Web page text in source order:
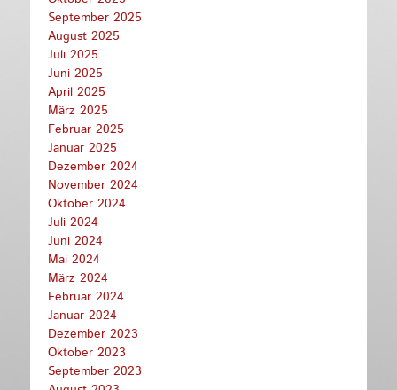
September 2025
August 2025
Juli 2025
Juni 2025
April 2025
März 2025
Februar 2025
Januar 2025
Dezember 2024
November 2024
Oktober 2024
Juli 2024
Juni 2024
Mai 2024
März 2024
Februar 2024
Januar 2024
Dezember 2023
Oktober 2023
September 2023